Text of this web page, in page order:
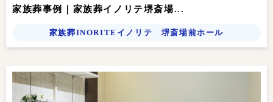
家族葬事例｜家族葬イノリテ堺斎場...
家族葬INORITEイノリテ 堺斎場前ホール